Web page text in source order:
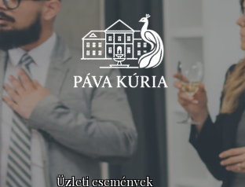
Skip
to
content
Üzleti események